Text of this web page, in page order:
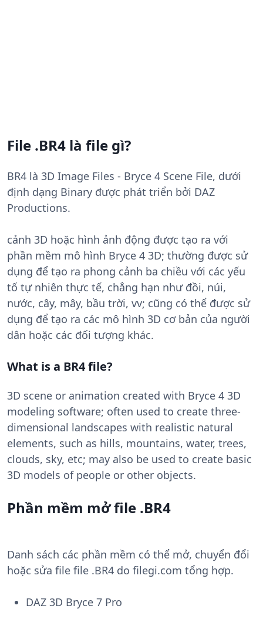
File .BR4 là file gì?
BR4 là 3D Image Files - Bryce 4 Scene File, dưới
định dạng Binary được phát triển bởi DAZ
Productions.
cảnh 3D hoặc hình ảnh động được tạo ra với
phần mềm mô hình Bryce 4 3D; thường được sử
dụng để tạo ra phong cảnh ba chiều với các yếu
tố tự nhiên thực tế, chẳng hạn như đồi, núi,
nước, cây, mây, bầu trời, vv; cũng có thể được sử
dụng để tạo ra các mô hình 3D cơ bản của người
dân hoặc các đối tượng khác.
What is a BR4 file?
3D scene or animation created with Bryce 4 3D
modeling software; often used to create three-
dimensional landscapes with realistic natural
elements, such as hills, mountains, water, trees,
clouds, sky, etc; may also be used to create basic
3D models of people or other objects.
Phần mềm mở file .BR4
Danh sách các phần mềm có thể mở, chuyển đổi
hoặc sửa file file .BR4 do filegi.com tổng hợp.
DAZ 3D Bryce 7 Pro